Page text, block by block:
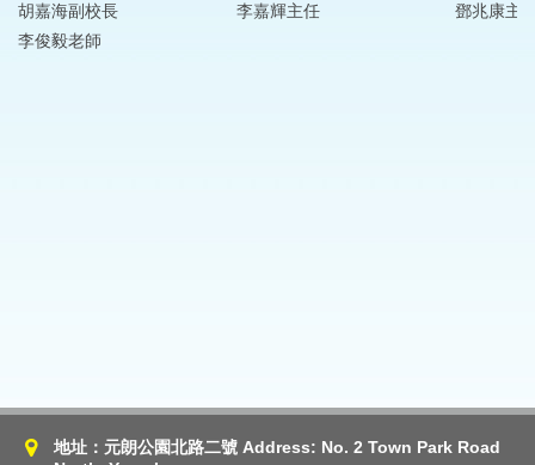
胡嘉海副校長 李嘉輝主任
鄧兆康主
李俊毅老師
地址：元朗公園北路二號 Address: No. 2 Town Park Road